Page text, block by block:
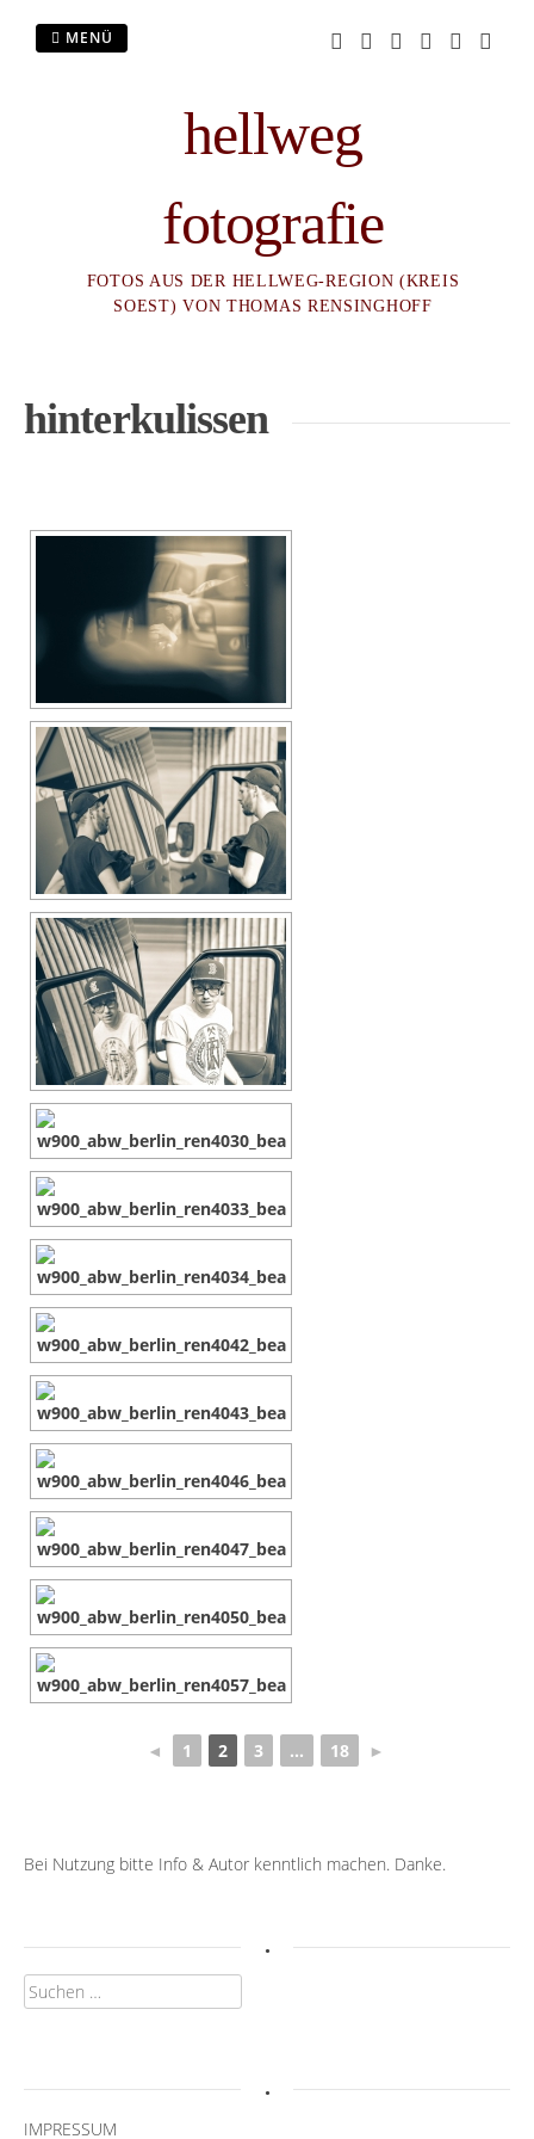
hellweg
fotografie
FOTOS AUS DER HELLWEG-REGION (KREIS
SOEST) VON THOMAS RENSINGHOFF
MENÜ
hinterkulissen
◄ 1 2 3 ... 18 ►
Bei Nutzung bitte Info & Autor kenntlich machen. Danke.
.
Suchen
nach:
.
IMPRESSUM